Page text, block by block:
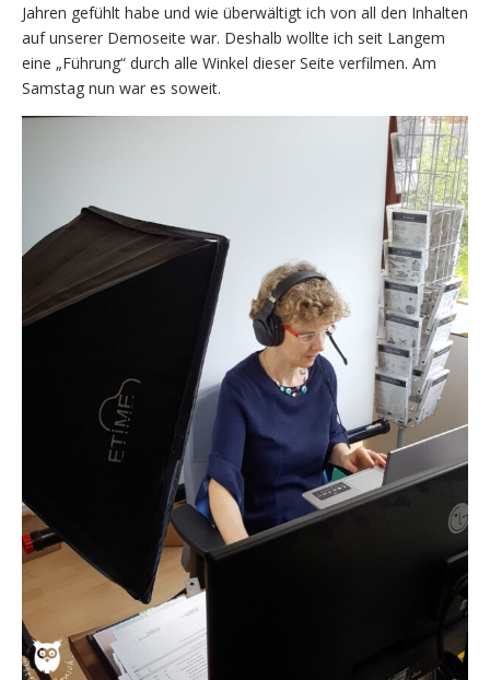
Jahren gefühlt habe und wie überwältigt ich von all den Inhalten
auf unserer Demoseite war. Deshalb wollte ich seit Langem
eine „Führung“ durch alle Winkel dieser Seite verfilmen. Am
Samstag nun war es soweit.